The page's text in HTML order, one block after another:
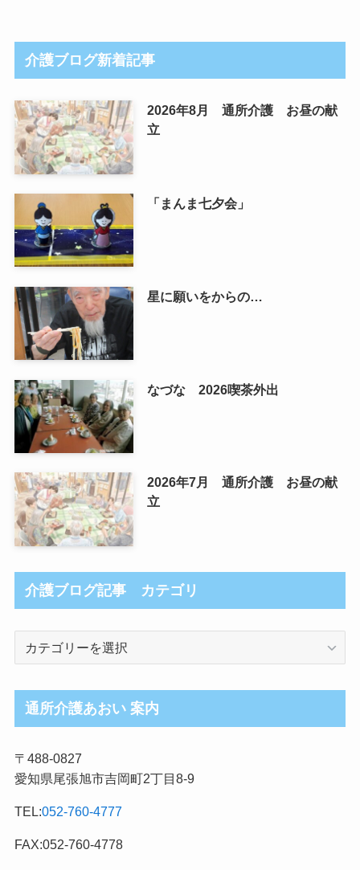
介護ブログ新着記事
2026年8月 通所介護 お昼の献
立
「まんま七夕会」
星に願いをからの…
なづな 2026喫茶外出
2026年7月 通所介護 お昼の献
立
介護ブログ記事 カテゴリ
ロ
グ
事
カ
ゴ
リ
通所介護あおい 案内
〒488-0827
愛知県尾張旭市吉岡町2丁目8-9
TEL:052-760-4777
FAX:052-760-4778